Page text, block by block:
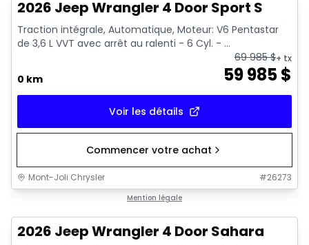
2026 Jeep Wrangler 4 Door Sport S
Traction intégrale, Automatique, Moteur: V6 Pentastar
de 3,6 L VVT avec arrêt au ralenti - 6 Cyl. - ...
0 km 59 985$
69 985$+ tx
Voir les détails
Commencer votre achat
Mont-Joli Chrysler #26273
Mention légale
2026 Jeep Wrangler 4 Door Sahara